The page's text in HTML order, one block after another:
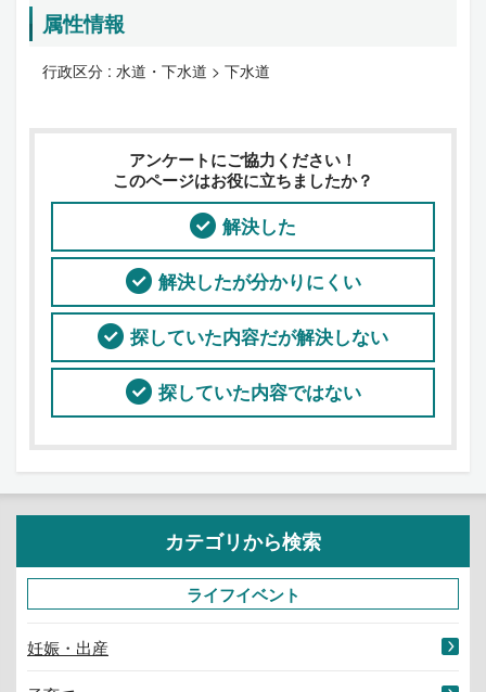
属性情報
行政区分 : 水道・下水道 > 下水道
アンケートにご協力ください！
このページはお役に立ちましたか？
解決した
解決したが分かりにくい
探していた内容だが解決しない
探していた内容ではない
カテゴリから検索
ライフイベント
妊娠・出産